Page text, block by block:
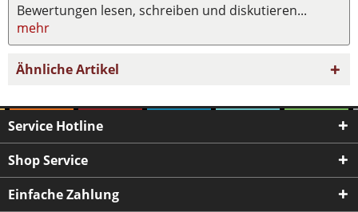
Bewertungen lesen, schreiben und diskutieren...
mehr
Ähnliche Artikel
Service Hotline
Shop Service
Einfache Zahlung